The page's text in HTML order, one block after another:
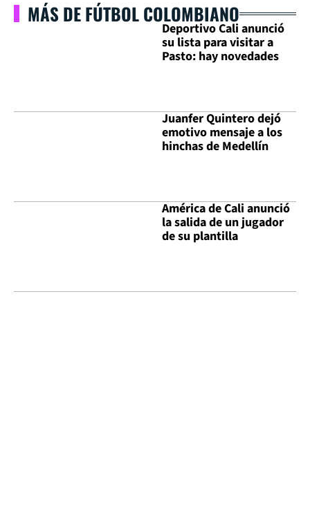
MÁS DE FÚTBOL COLOMBIANO
Deportivo Cali anunció
su lista para visitar a
Pasto: hay novedades
Juanfer Quintero dejó
emotivo mensaje a los
hinchas de Medellín
América de Cali anunció
la salida de un jugador
de su plantilla